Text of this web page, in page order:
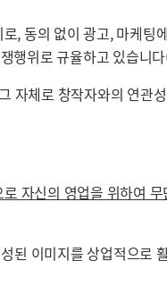
동의 없이 광고, 마케팅
행위로 규율하고 있습니
자체로 창작자와의 연관
자신의 영업을 위하여
된 이미지를 상업적으로